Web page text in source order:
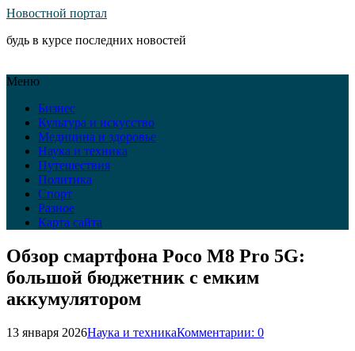
Новостной портал
будь в курсе последних новостей
Меню
Бизнес
Культура и искусство
Медицина и здоровье
Наука и техника
Путешествия
Политика
Спорт
Разное
Карта сайта
Обзор смартфона Poco M8 Pro 5G:
большой бюджетник с емким
аккумулятором
13 января 2026Наука и техникаКомментарии: 0